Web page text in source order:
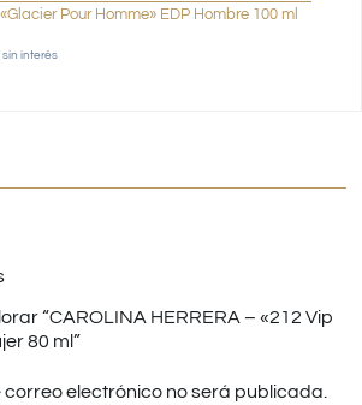
Pour Homme» EDP Hombre 100 ml
interés
“CAROLINA HERRERA – «212 Vip
80 ml”
correo electrónico no será publicada.